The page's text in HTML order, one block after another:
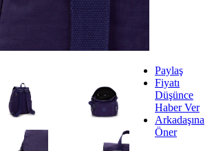
Paylaş
Fiyatı
Düşünce
Haber Ver
Arkadaşına
Öner